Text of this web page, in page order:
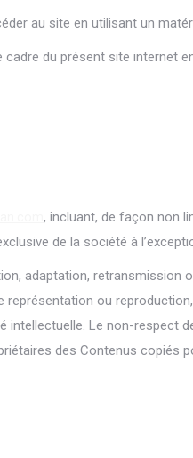
au site en utilisant un
du présent site internet
, incluant, de façon non
de la société à
adaptation,
représentation ou
intellectuelle. Le non-
des Contenus copiés